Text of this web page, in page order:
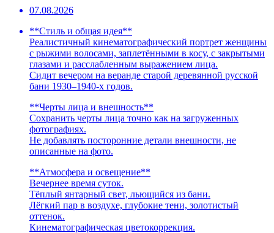
07.08.2026
**Стиль и общая идея**
Реалистичный кинематографический портрет женщины
с рыжими волосами, заплетёнными в косу, с закрытыми
глазами и расслабленным выражением лица.
Сидит вечером на веранде старой деревянной русской
бани 1930–1940-х годов.
**Черты лица и внешность**
Сохранить черты лица точно как на загруженных
фотографиях.
Не добавлять посторонние детали внешности, не
описанные на фото.
**Атмосфера и освещение**
Вечернее время суток.
Тёплый янтарный свет, льющийся из бани.
Лёгкий пар в воздухе, глубокие тени, золотистый
оттенок.
Кинематографическая цветокоррекция.